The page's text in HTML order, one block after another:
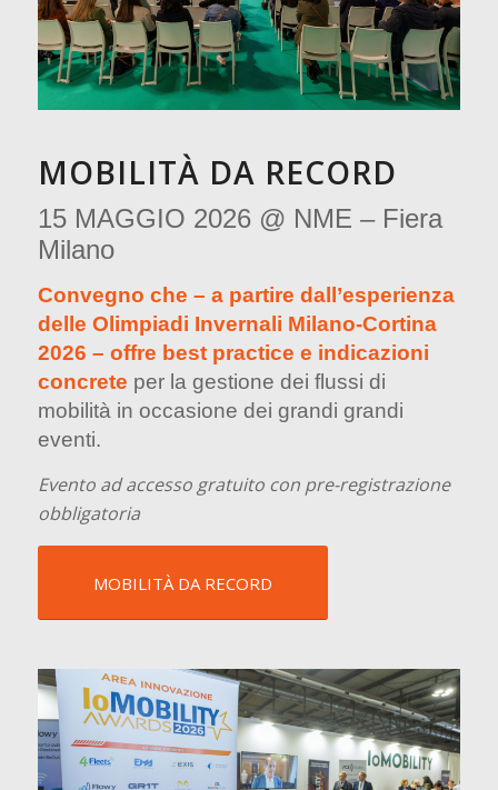
MOBILITÀ DA RECORD
15 MAGGIO 2026 @ NME – Fiera
Milano
Convegno che – a partire dall’esperienza
delle Olimpiadi Invernali Milano-Cortina
2026 – offre best practice e indicazioni
concrete per la gestione dei flussi di
mobilità in occasione dei grandi grandi
eventi.
Evento ad accesso gratuito con pre-registrazione
obbligatoria
MOBILITÀ DA RECORD